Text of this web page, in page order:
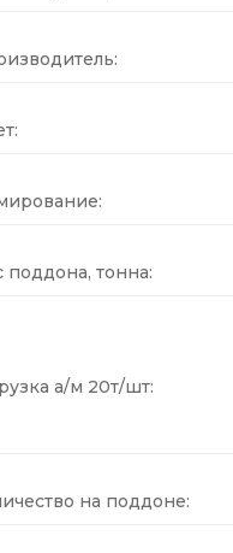
поддона, тонна:
а/м 20т/шт:
на поддоне: